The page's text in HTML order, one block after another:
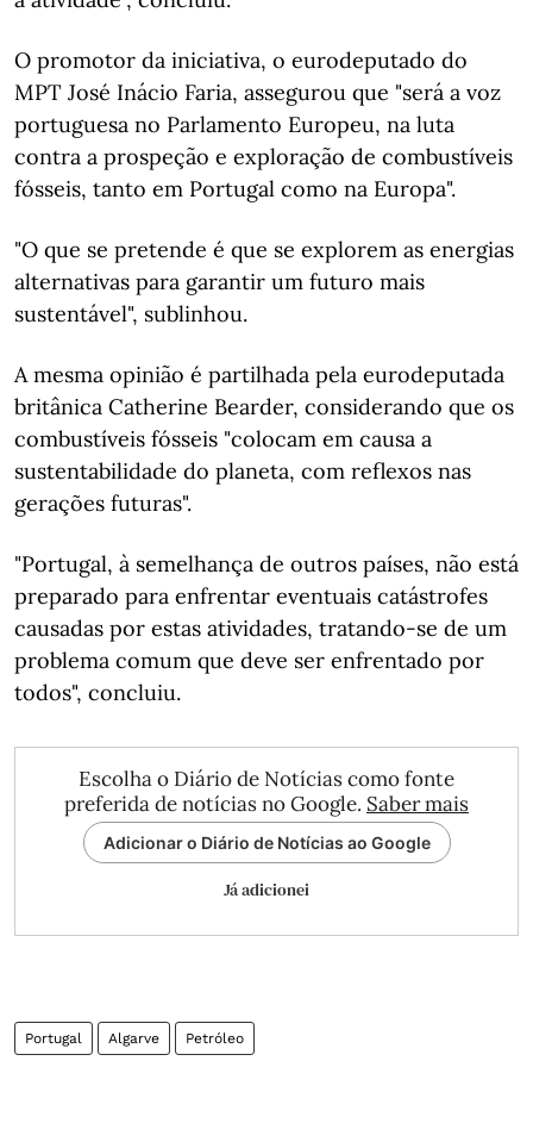
O promotor da iniciativa, o eurodeputado do
MPT José Inácio Faria, assegurou que "será a voz
portuguesa no Parlamento Europeu, na luta
contra a prospeção e exploração de combustíveis
fósseis, tanto em Portugal como na Europa".
"O que se pretende é que se explorem as energias
alternativas para garantir um futuro mais
sustentável", sublinhou.
A mesma opinião é partilhada pela eurodeputada
britânica Catherine Bearder, considerando que os
combustíveis fósseis "colocam em causa a
sustentabilidade do planeta, com reflexos nas
gerações futuras".
"Portugal, à semelhança de outros países, não está
preparado para enfrentar eventuais catástrofes
causadas por estas atividades, tratando-se de um
problema comum que deve ser enfrentado por
todos", concluiu.
Escolha o Diário de Notícias como fonte
preferida de notícias no Google. Saber mais
Adicionar o Diário de Notícias ao Google
Já adicionei
Portugal Algarve Petróleo